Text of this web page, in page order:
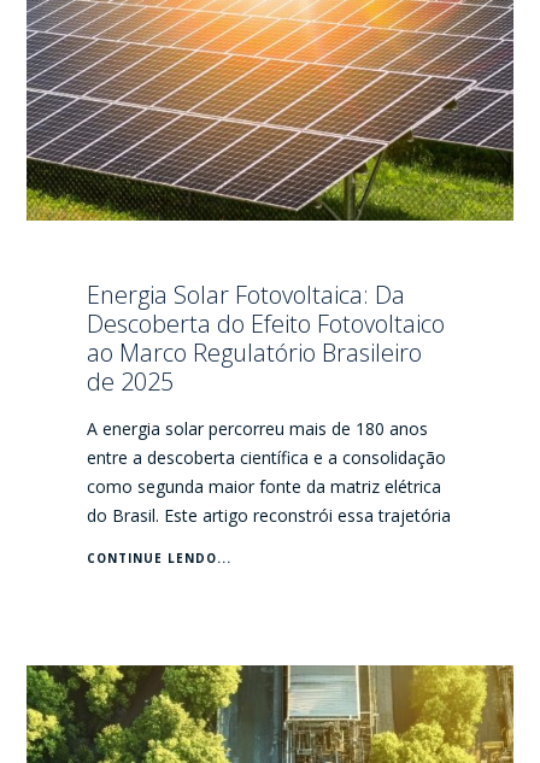
Energia Solar Fotovoltaica: Da
Descoberta do Efeito Fotovoltaico
ao Marco Regulatório Brasileiro
de 2025
A energia solar percorreu mais de 180 anos
entre a descoberta científica e a consolidação
como segunda maior fonte da matriz elétrica
do Brasil. Este artigo reconstrói essa trajetória
CONTINUE LENDO...